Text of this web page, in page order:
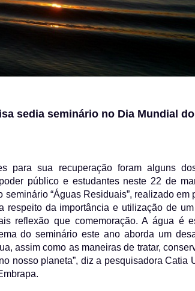
sedia seminário no Dia Mundial
para sua recuperação foram alguns
público e estudantes neste 22 de
“Águas Residuais”, realizado em
respeito da importância e utilização de
reflexão que comemoração. A água é
do seminário este ano aborda um
assim como as maneiras de tratar,
nosso planeta”, diz a pesquisadora Catia